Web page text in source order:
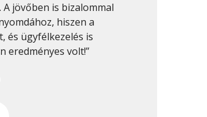
2019. július
2019. június
2019. május
A jövőben is bizalommal
hiszen a
és ügyfélkezelés is
eredményes volt!”